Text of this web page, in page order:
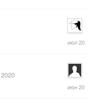
июл
июн